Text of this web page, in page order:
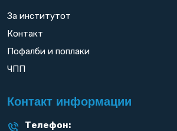
За институтот
Контакт
Пофалби и поплаки
ЧПП
Контакт информации
Телефон: